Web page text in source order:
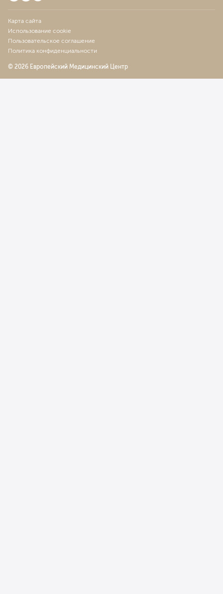
Карта сайта
Использование cookie
Пользовательское соглашение
Политика конфиденциальности
© 2026 Европейский Медицинский Центр